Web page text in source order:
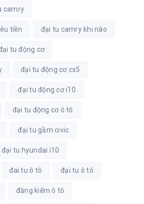
camry
tiền đại tu camry khi nào
tu động cơ
đại tu động cơ cx5
đại tu động cơ i10
đại tu động cơ ô tô
đại tu gầm civic
đại tu hyundai i10
đai tu ô tô đại tu ô tô
đăng kiểm ô tô